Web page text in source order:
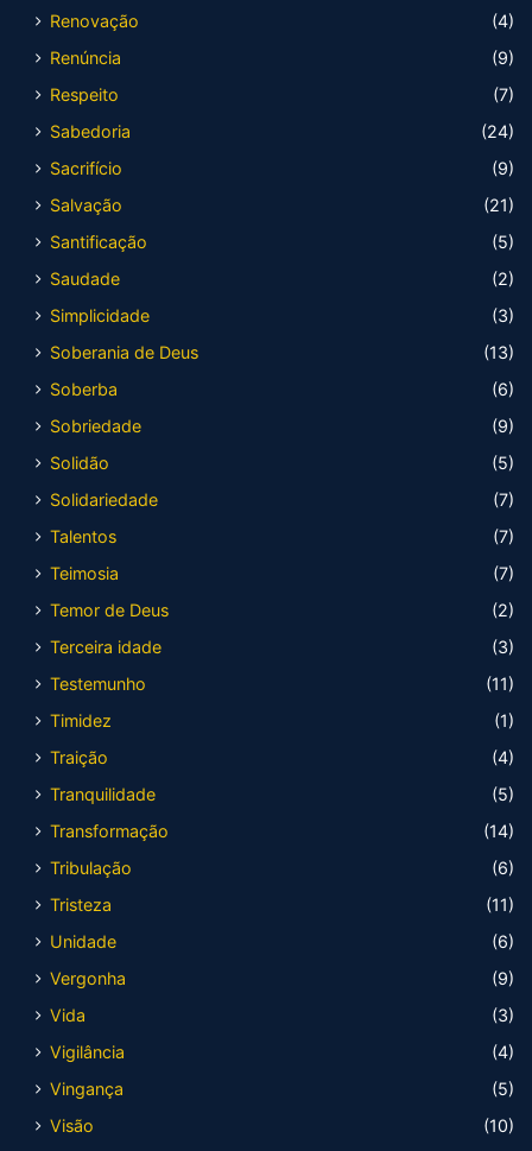
Renovação
(4)
Renúncia
(9)
Respeito
(7)
Sabedoria
(24)
Sacrifício
(9)
Salvação
(21)
Santificação
(5)
Saudade
(2)
Simplicidade
(3)
Soberania de Deus
(13)
Soberba
(6)
Sobriedade
(9)
Solidão
(5)
Solidariedade
(7)
Talentos
(7)
Teimosia
(7)
Temor de Deus
(2)
Terceira idade
(3)
Testemunho
(11)
Timidez
(1)
Traição
(4)
Tranquilidade
(5)
Transformação
(14)
Tribulação
(6)
Tristeza
(11)
Unidade
(6)
Vergonha
(9)
Vida
(3)
Vigilância
(4)
Vingança
(5)
Visão
(10)